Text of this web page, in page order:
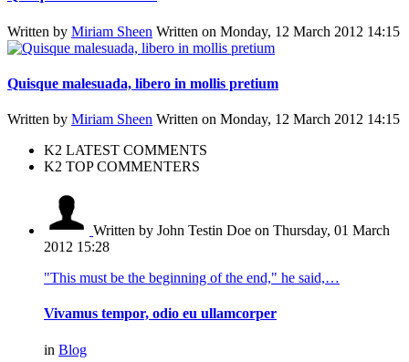
Written by Miriam Sheen Written on Monday, 12 March 2012 14:15
Quisque malesuada, libero in mollis pretium
Written by Miriam Sheen Written on Monday, 12 March 2012 14:15
K2 LATEST COMMENTS
K2 TOP COMMENTERS
Written by John Testin Doe on Thursday, 01 March
2012 15:28
"This must be the beginning of the end," he said,…
Vivamus tempor, odio eu ullamcorper
in Blog